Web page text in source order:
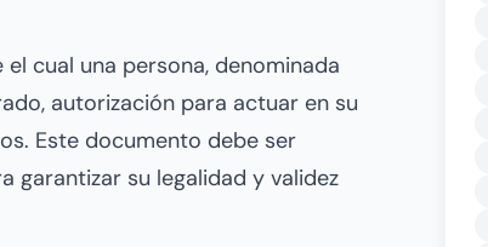
cual una persona, denominada
autorización para actuar en su
Este documento debe ser
su legalidad y validez